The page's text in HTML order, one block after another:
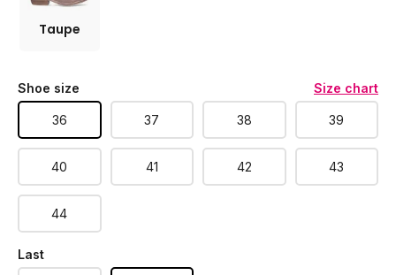
Taupe
Shoe size Size chart
36 37 38 39
40 41 42 43
44
Last